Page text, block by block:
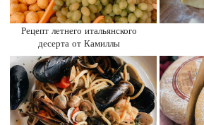
Рецепт летнего итальянского
десерта от Камиллы